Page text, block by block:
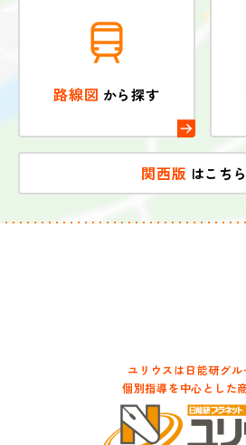
路線図 から探す
関西版 はこちら
ユリウスは日能研グル
個別指導を中心とした